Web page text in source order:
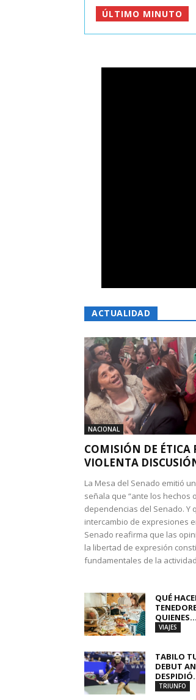
ÚLTIMO MINUTO
ACTUALIDAD
NACIONAL
COMISIÓN DE ÉTICA
VIOLENTA
La Mesa del Senado emitió
señala que “ante los hechos
dependencias del Senado. Y
intercambio de expresiones
Senado reafirma que las
la libertad de expresión
fundamentales de la
QUÉ
QUIENES...
VIAJES
TABILO
DEBUT
TRIUNFO